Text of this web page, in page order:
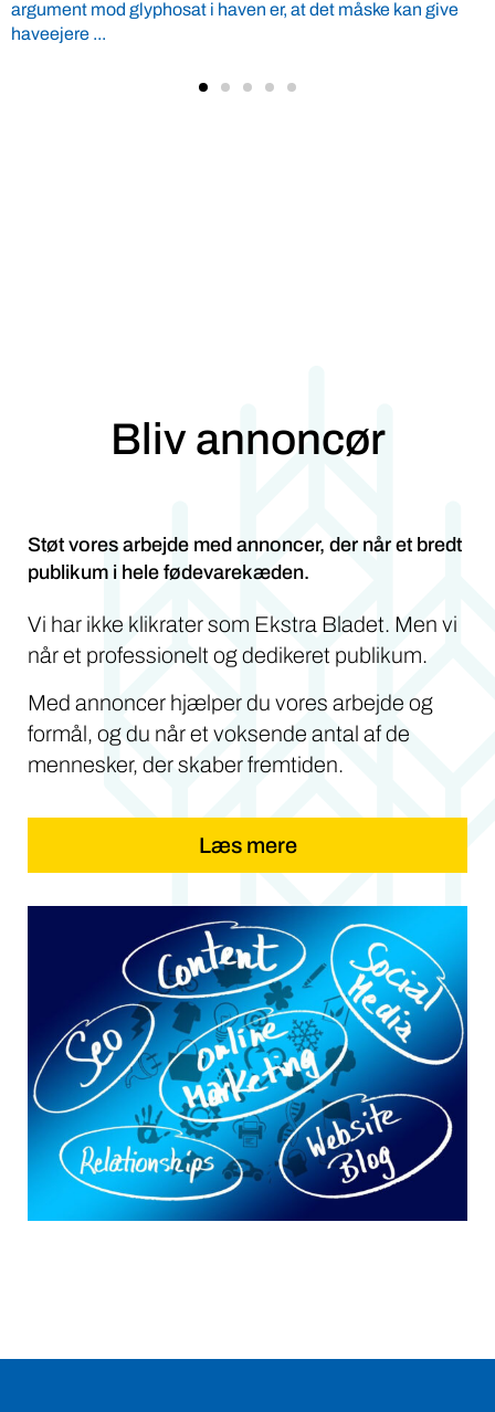
Hvordan producerer man 100 ton larver om dagen? Og kan
de blive billige nok til at erstatte soja i fodertruget? ...
Bliv annoncør
Støt vores arbejde med annoncer, der når et bredt
publikum i hele fødevarekæden.
Vi har ikke klikrater som Ekstra Bladet. Men vi
når et professionelt og dedikeret publikum.
Med annoncer hjælper du vores arbejde og
formål, og du når et voksende antal af de
mennesker, der skaber fremtiden.
Læs mere